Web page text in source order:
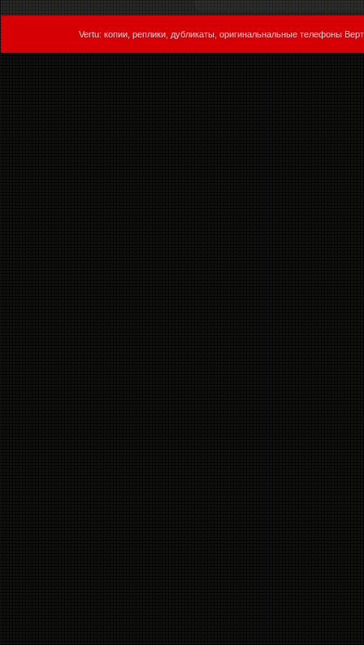
Vertu: копии, реплики, дубликаты, оригинальнальные телефоны